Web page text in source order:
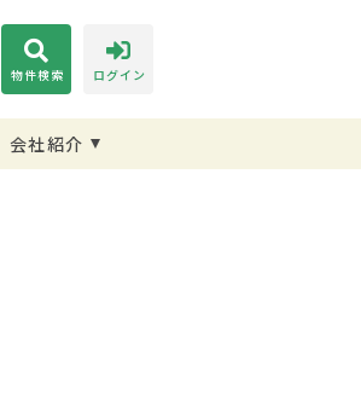
物件検索 ログイン
会社紹介